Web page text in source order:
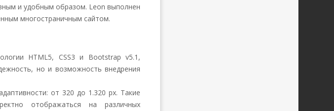
и удобным образом. Leon выполнен
многостраничным сайтом.
HTML5, CSS3 и Bootstrap v5.1,
но и возможность внедрения
от 320 до 1.320 px. Такие
отображаться на различных